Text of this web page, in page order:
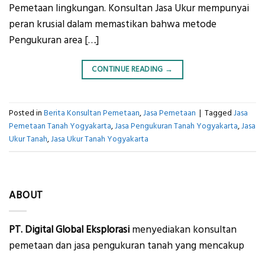
Pemetaan lingkungan. Konsultan Jasa Ukur mempunyai
peran krusial dalam memastikan bahwa metode
Pengukuran area […]
CONTINUE READING →
Posted in Berita Konsultan Pemetaan,Jasa Pemetaan | Tagged Jasa
Pemetaan Tanah Yogyakarta,Jasa Pengukuran Tanah Yogyakarta,Jasa
Ukur Tanah,Jasa Ukur Tanah Yogyakarta
ABOUT
PT. Digital Global Eksplorasi menyediakan konsultan
pemetaan dan jasa pengukuran tanah yang mencakup